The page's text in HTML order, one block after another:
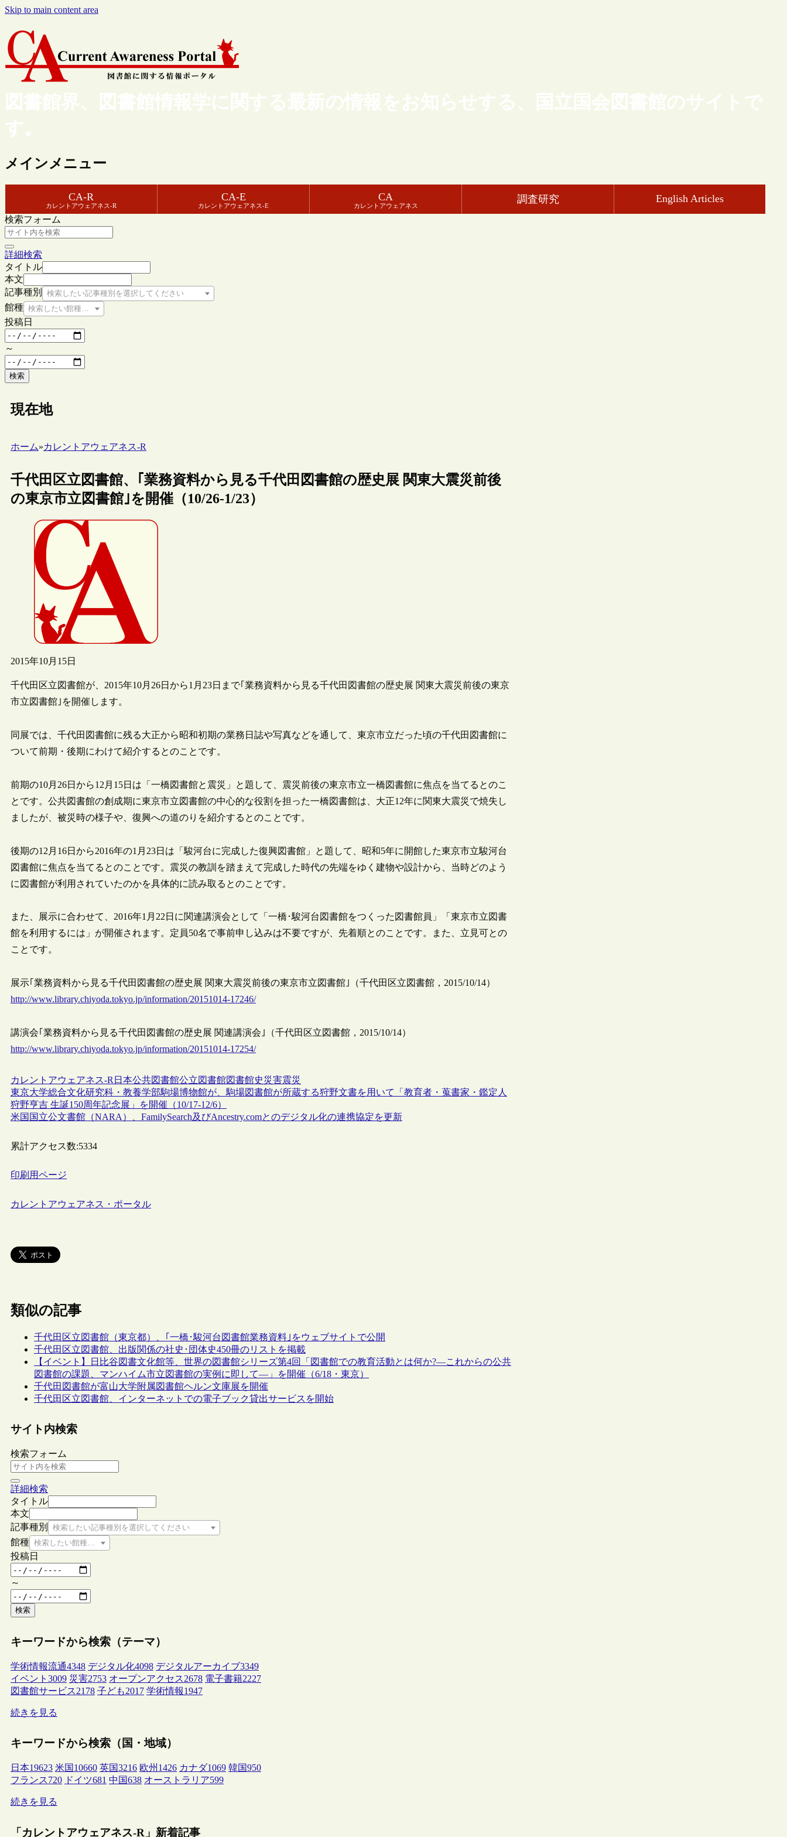
Skip to main content area
図書館界、図書館情報学に関する最新の情報をお知らせする、国立国会図書館のサイトで
す。
メインメニュー
CA-R
カレントアウェアネス-R
CA-E
カレントアウェアネス-E
CA
カレントアウェアネス
調査研究 English Articles
検索フォーム
詳細検索
タイトル
本文
記事種別
検索したい記事種別を選択してください
館種 検索したい館種を選択してください
投稿日
～
検索
現在地
ホーム»カレントアウェアネス-R
千代田区立図書館、｢業務資料から見る千代田図書館の歴史展 関東大震災前後
の東京市立図書館｣を開催（10/26-1/23）
2015年10月15日
千代田区立図書館が、2015年10月26日から1月23日まで｢業務資料から見る千代田図書館の歴史展 関東大震災前後の東京
市立図書館｣を開催します。
同展では、千代田図書館に残る大正から昭和初期の業務日誌や写真などを通して、東京市立だった頃の千代田図書館に
ついて前期・後期にわけて紹介するとのことです。
前期の10月26日から12月15日は「一橋図書館と震災」と題して、震災前後の東京市立一橋図書館に焦点を当てるとのこ
とです。公共図書館の創成期に東京市立図書館の中心的な役割を担った一橋図書館は、大正12年に関東大震災で焼失し
ましたが、被災時の様子や、復興への道のりを紹介するとのことです。
後期の12月16日から2016年の1月23日は「駿河台に完成した復興図書館」と題して、昭和5年に開館した東京市立駿河台
図書館に焦点を当てるとのことです。震災の教訓を踏まえて完成した時代の先端をゆく建物や設計から、当時どのよう
に図書館が利用されていたのかを具体的に読み取るとのことです。
また、展示に合わせて、2016年1月22日に関連講演会として「一橋･駿河台図書館をつくった図書館員」「東京市立図書
館を利用するには」が開催されます。定員50名で事前申し込みは不要ですが、先着順とのことです。また、立見可との
ことです。
展示｢業務資料から見る千代田図書館の歴史展 関東大震災前後の東京市立図書館｣（千代田区立図書館，2015/10/14）
http://www.library.chiyoda.tokyo.jp/information/20151014-17246/
講演会｢業務資料から見る千代田図書館の歴史展 関連講演会｣（千代田区立図書館，2015/10/14）
http://www.library.chiyoda.tokyo.jp/information/20151014-17254/
カレントアウェアネス-R 日本公共図書館公立図書館図書館史災害震災
東京大学総合文化研究科・教養学部駒場博物館が、駒場図書館が所蔵する狩野文書を用いて「教育者・蒐書家・鑑定人
狩野亨吉 生誕150周年記念展」を開催（10/17-12/6）
米国国立公文書館（NARA）、FamilySearch及びAncestry.comとのデジタル化の連携協定を更新
累計アクセス数:5334
印刷用ページ
カレントアウェアネス・ポータル
類似の記事
千代田区立図書館（東京都）、｢一橋･駿河台図書館業務資料｣をウェブサイトで公開
千代田区立図書館、出版関係の社史･団体史450冊のリストを掲載
【イベント】日比谷図書文化館等、世界の図書館シリーズ第4回「図書館での教育活動とは何か?―これからの公共
図書館の課題、マンハイム市立図書館の実例に即して―」を開催（6/18・東京）
千代田図書館が富山大学附属図書館ヘルン文庫展を開催
千代田区立図書館、インターネットでの電子ブック貸出サービスを開始
サイト内検索
検索フォーム
詳細検索
タイトル
本文
記事種別
検索したい記事種別を選択してください
館種 検索したい館種を選択してください
投稿日
～
検索
キーワードから検索（テーマ）
学術情報流通4348 デジタル化4098 デジタルアーカイブ3349
イベント 3009 災害2753 オープンアクセス2678 電子書籍2227
図書館サービス2178 子ども2017 学術情報1947
続きを見る
キーワードから検索（国・地域）
日本19623 米国 10660 英国3216 欧州 1426 カナダ1069 韓国950
フランス720 ドイツ681 中国638 オーストラリア599
続きを見る
「カレントアウェアネス-R」新着記事